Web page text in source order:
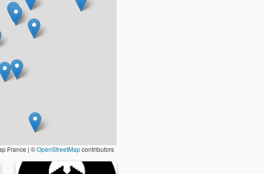
France | ©OpenStreetMapcontributors